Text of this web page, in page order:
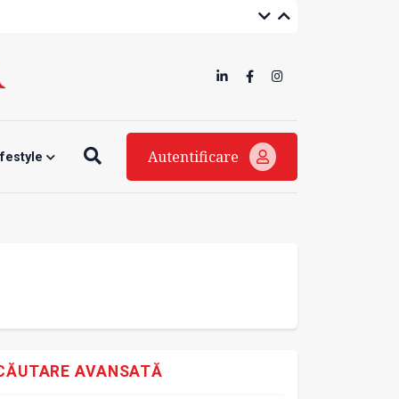
Autentificare
AVANSATĂ